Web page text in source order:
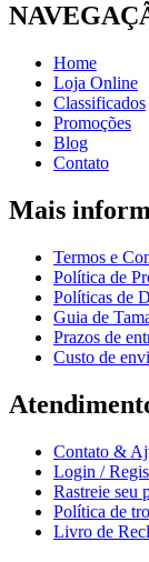
Home
Loja Online
Classificados
Promoções
Blog
Contato
Mais
Termos e
Política de
Políticas de
Guia de
Prazos de
Custo de
Contato &
Login /
Rastreie seu
Política de
Livro de